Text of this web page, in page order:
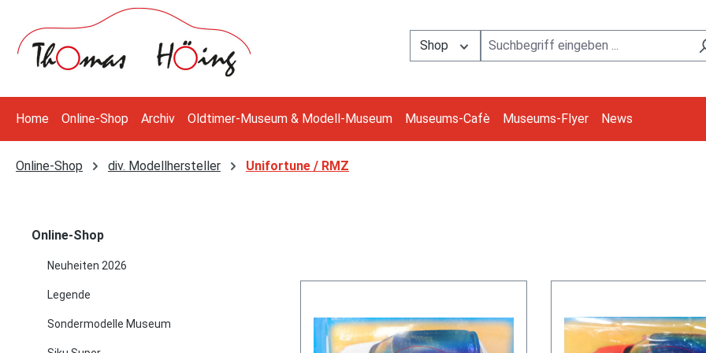
Hauptinhalt springen
Zur Suche springen
Zur Hauptnavigation springen
Shop
Home Online-Shop Archiv Oldtimer-Museum & Modell-Museum Museums-Cafè Museums-Flyer News
Online-Shop div. Modellhersteller Unifortune / RMZ
Online-Shop
Neuheiten 2026
Legende
Sondermodelle Museum